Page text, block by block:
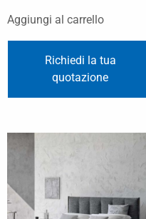
Aggiungi al carrello
Richiedi la tua
quotazione